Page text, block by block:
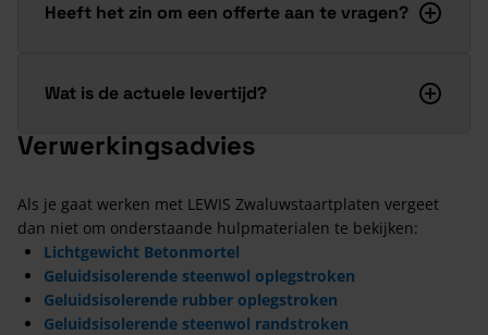
Heeft het zin om een offerte aan te vragen?
Wat is de actuele levertijd?
Verwerkingsadvies
Als je gaat werken met LEWIS Zwaluwstaartplaten vergeet
dan niet om onderstaande hulpmaterialen te bekijken:
Lichtgewicht Betonmortel
Geluidsisolerende steenwol oplegstroken
Geluidsisolerende rubber oplegstroken
Geluidsisolerende steenwol randstroken